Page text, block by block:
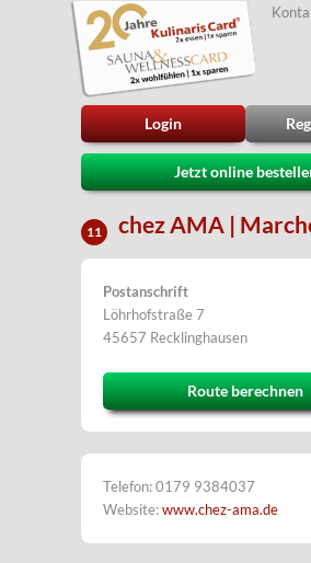
Login
Jetzt online
11 chez AMA |
Postanschrift
Löhrhofstraße 7
45657 Recklinghausen
Route berechnen
Telefon: 0179 9384037
Website:www.chez-ama.de